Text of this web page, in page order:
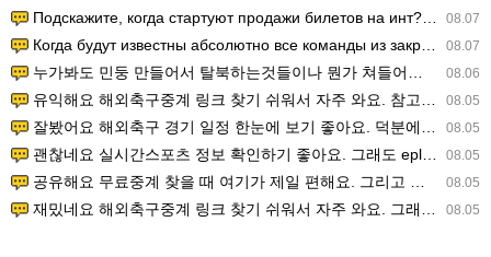
08.07
Подскажите, когда стартуют продажи билетов на инт? https://g…
08.07
Когда будут известны абсолютно все команды из закрытых квали…
08.06
누가봐도 민둥 만들어서 탈북하는것들이나 뭔가 쳐들어오는 낌새를 미리 알아차리기 위함이지 저걸 전쟁준비라고 하…
08.05
유익해요 해외축구중계 링크 찾기 쉬워서 자주 와요. 참고로 무료스포츠중계 정보 확인할 때 출처 꼭 체크해요.…
08.05
잘봤어요 해외축구 경기 일정 한눈에 보기 좋아요. 덕분에 epl중계 볼 때 공식 중계 채널 먼저 찾아봐요. …
08.05
괜찮네요 실시간스포츠 정보 확인하기 좋아요. 그래도 epl중계 볼 때 공식 중계 채널 먼저 찾아봐요. 북마크…
08.05
공유해요 무료중계 찾을 때 여기가 제일 편해요. 그리고 무료스포츠중계 정보 확인할 때 출처 꼭 체크해요. 앞…
08.05
재밌네요 해외축구중계 링크 찾기 쉬워서 자주 와요. 그래서 해외축구중계도 정식 서비스로 봐야 안전해요. 다음…